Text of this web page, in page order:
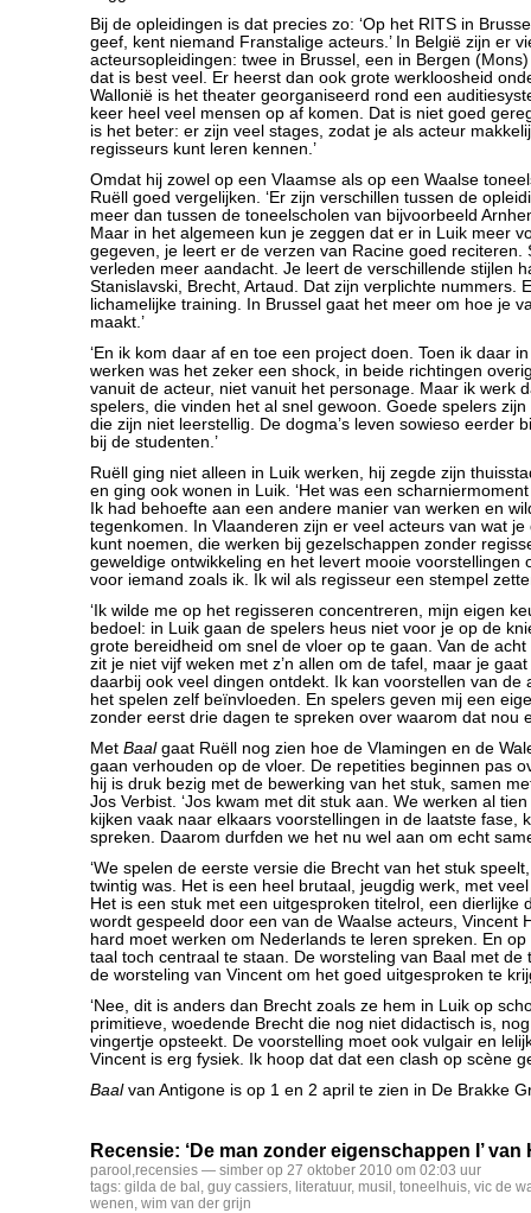
Bij de opleidingen is dat precies zo: ‘Op het RITS in
geef, kent niemand Franstalige acteurs.’ In België zijn er
acteursopleidingen: twee in Brussel, een in Bergen (Mons)
dat is best veel. Er heerst dan ook grote werkloosheid
Wallonië is het theater georganiseerd rond een
keer heel veel mensen op af komen. Dat is niet goed
is het beter: er zijn veel stages, zodat je als acteur
regisseurs kunt leren kennen.’
Omdat hij zowel op een Vlaamse als op een Waalse
Ruëll goed vergelijken. ‘Er zijn verschillen tussen de
meer dan tussen de toneelscholen van bijvoorbeeld
Maar in het algemeen kun je zeggen dat er in Luik meer
gegeven, je leert er de verzen van Racine goed reciteren.
verleden meer aandacht. Je leert de verschillende stijlen
Stanislavski, Brecht, Artaud. Dat zijn verplichte nummers.
lichamelijke training. In Brussel gaat het meer om hoe je
maakt.’
‘En ik kom daar af en toe een project doen. Toen ik daar
werken was het zeker een shock, in beide richtingen
vanuit de acteur, niet vanuit het personage. Maar ik werk
spelers, die vinden het al snel gewoon. Goede spelers
die zijn niet leerstellig. De dogma’s leven sowieso eerder
bij de studenten.’
Ruëll ging niet alleen in Luik werken, hij zegde zijn
en ging ook wonen in Luik. ‘Het was een
Ik had behoefte aan een andere manier van werken en
tegenkomen. In Vlaanderen zijn er veel acteurs van wat je
kunt noemen, die werken bij gezelschappen zonder
geweldige ontwikkeling en het levert mooie voorstellingen
voor iemand zoals ik. Ik wil als regisseur een stempel
‘Ik wilde me op het regisseren concentreren, mijn eigen
bedoel: in Luik gaan de spelers heus niet voor je op de
grote bereidheid om snel de vloer op te gaan. Van de
zit je niet vijf weken met z’n allen om de tafel, maar je
daarbij ook veel dingen ontdekt. Ik kan voorstellen van de
het spelen zelf beïnvloeden. En spelers geven mij een
zonder eerst drie dagen te spreken over waarom dat nou
Met Baalgaat Ruëll nog zien hoe de Vlamingen en de
gaan verhouden op de vloer. De repetities beginnen pas
hij is druk bezig met de bewerking van het stuk, samen
Jos Verbist. ‘Jos kwam met dit stuk aan. We werken al
kijken vaak naar elkaars voorstellingen in de laatste fase,
spreken. Daarom durfden we het nu wel aan om echt
‘We spelen de eerste versie die Brecht van het stuk
twintig was. Het is een heel brutaal, jeugdig werk, met
Het is een stuk met een uitgesproken titelrol, een dierlijke
wordt gespeeld door een van de Waalse acteurs, Vincent
hard moet werken om Nederlands te leren spreken. En
taal toch centraal te staan. De worsteling van Baal met de
de worsteling van Vincent om het goed uitgesproken te
‘Nee, dit is anders dan Brecht zoals ze hem in Luik op
primitieve, woedende Brecht die nog niet didactisch is,
vingertje opsteekt. De voorstelling moet ook vulgair en
Vincent is erg fysiek. Ik hoop dat dat een clash op scène
Baal van Antigone is op 1 en 2 april te zien in De Brakke
Recensie: ‘De man zonder eigenschappen I’
parool ,recensies — simber op 27 oktober 2010 om 02:03 uur
tags: gilda de bal , guy cassiers, literatuur, musil , toneelhuis, vic de
wenen, wim van der grijn